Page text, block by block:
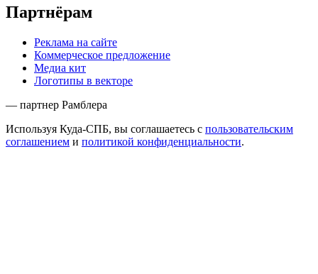
Партнёрам
Реклама на сайте
Коммерческое предложение
Медиа кит
Логотипы в векторе
— партнер Рамблера
Используя Куда-СПБ, вы соглашаетесь с пользовательским
соглашением и политикой конфиденциальности.